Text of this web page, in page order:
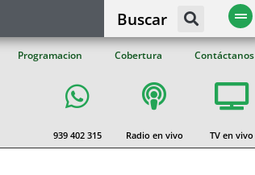
Buscar
Programacion Cobertura Contáctanos
939 402 315 Radio en vivo TV en vivo